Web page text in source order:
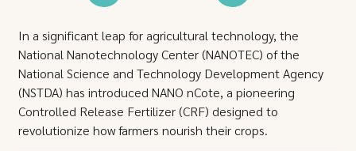
In a significant leap for agricultural technology, the
National Nanotechnology Center (NANOTEC) of the
National Science and Technology Development Agency
(NSTDA) has introduced NANO nCote, a pioneering
Controlled Release Fertilizer (CRF) designed to
revolutionize how farmers nourish their crops.